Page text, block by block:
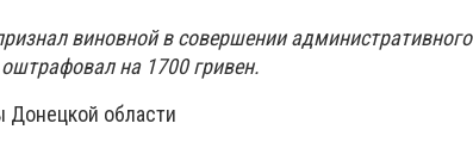
виновной в совершении административного
на 1700 гривен.
Донецкой области